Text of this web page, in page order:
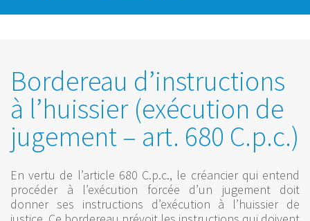
Bordereau d’instructions
à l’huissier (exécution de
jugement – art. 680 C.p.c.)
En vertu de l’article 680 C.p.c., le créancier qui entend
procéder à l’exécution forcée d’un jugement doit
donner ses instructions d’exécution à l’huissier de